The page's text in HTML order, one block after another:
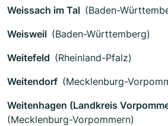
Weissach im Tal (Baden-
Weisweil (Baden-Württemberg)
Weitefeld (Rheinland-Pfalz)
Weitendorf (Mecklenburg-
Weitenhagen (Landkreis
(Mecklenburg-Vorpommern)